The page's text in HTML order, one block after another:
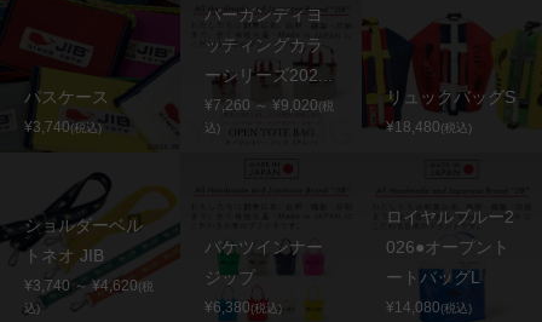
パスケース
¥3,740(税込)
バーガンディヨ
ッティングカラ
ーシリーズ202...
¥7,260 ～ ¥9,020(税
込)
リュックバッグS
¥18,480(税込)
ショルダーベル
トネオ JIB
¥3,740 ～ ¥4,620(税
込)
バケツインナー
ジップ
¥6,380(税込)
ロイヤルブルー2
026●オープント
ートバッグL
¥14,080(税込)